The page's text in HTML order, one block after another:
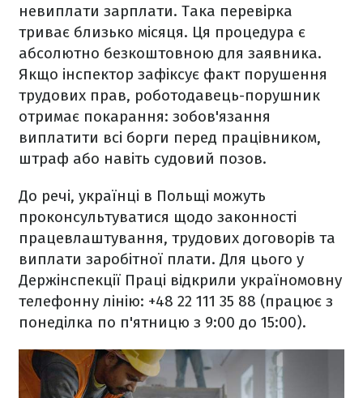
невиплати зарплати. Така перевірка
триває близько місяця. Ця процедура є
абсолютно безкоштовною для заявника.
Якщо інспектор зафіксує факт порушення
трудових прав, роботодавець-порушник
отримає покарання: зобов'язання
виплатити всі борги перед працівником,
штраф або навіть судовий позов.
До речі, українці в Польщі можуть
проконсультуватися щодо законності
працевлаштування, трудових договорів та
виплати заробітної плати. Для цього у
Держінспекції Праці відкрили україномовну
телефонну лінію: +48 22 111 35 88 (працює з
понеділка по п'ятницю з 9:00 до 15:00).